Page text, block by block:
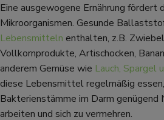
Eine ausgewogene Ernährung
Mikroorganismen. Gesunde
Lebensmitteln enthalten, z.B.
Vollkornprodukte, Artischocken,
anderem Gemüse wie Lauch, Spargel
diese Lebensmittel regelmäßig
Bakterienstämme im Darm genügend
arbeiten und sich zu vermehren.